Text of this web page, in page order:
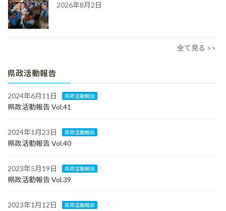
2026年8月2日
全て見る >>
県政活動報告
2024年6月11日 県政活動報告
県政活動報告 Vol.41
2024年1月23日 県政活動報告
県政活動報告 Vol.40
2023年5月19日 県政活動報告
県政活動報告 Vol.39
2023年1月12日 県政活動報告